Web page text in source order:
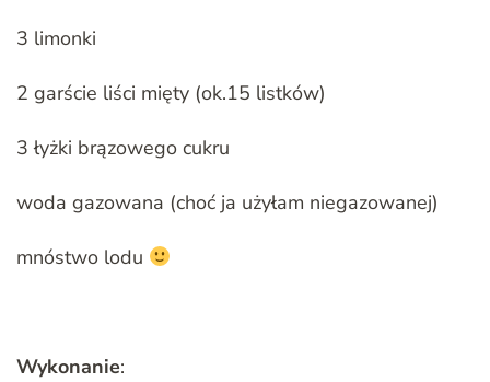
3 limonki
2 garście liści mięty (ok.15 listków)
3 łyżki brązowego cukru
woda gazowana (choć ja użyłam niegazowanej)
mnóstwo lodu
Wykonanie: